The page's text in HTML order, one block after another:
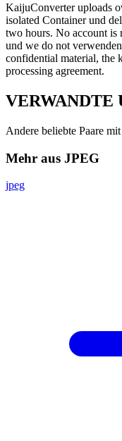
KaijuConverter uploads
isolated Container und
two hours. No account is
und we do not
confidential material, the
processing agreement.
VERWANDTE
Andere beliebte Paare
Mehr aus JPEG
jpeg